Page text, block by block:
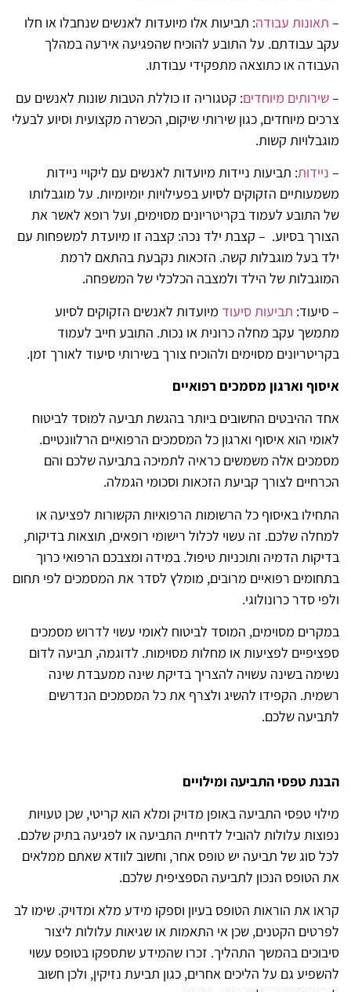
– תאונות עבודה: תביעות אלו מיועדות לאנשים שנחבלו או חלו
עקב עבודתם. על התובע להוכיח שהפגיעה אירעה במהלך
העבודה או כתוצאה מתפקידי עבודתו.
–שירותים מיוחדים: קטגוריה זו כוללת הטבות שונות לאנשים עם
צרכים מיוחדים, כגון שירותי שיקום, הכשרה מקצועית וסיוע לבעלי
מוגבלויות קשות.
– ניידות: תביעות ניידות מיועדות לאנשים עם ליקויי ניידות
משמעותיים הזקוקים לסיוע בפעילויות יומיומיות. על מוגבלותו
של התובע לעמוד בקריטריונים מסוימים, ועל רופא לאשר את
הצורך בסיוע. – קצבת ילד נכה: קצבה זו מיועדת למשפחות עם
ילד בעל מוגבלות קשה. הזכאות נקבעת בהתאם לרמת
המוגבלות של הילד ולמצבה הכלכלי של המשפחה.
– סיעוד: תביעות סיעוד מיועדות לאנשים הזקוקים לסיוע
מתמשך עקב מחלה כרונית או נכות. התובע חייב לעמוד
בקריטריונים מסוימים ולהוכיח צורך בשירותי סיעוד לאורך זמן.
איסוף וארגון מסמכים רפואיים
אחד ההיבטים החשובים ביותר בהגשת תביעה למוסד לביטוח
לאומי הוא איסוף וארגון כל המסמכים הרפואיים הרלוונטיים.
מסמכים אלה משמשים כראיה לתמיכה בתביעה שלכם והם
הכרחיים לצורך קביעת הזכאות וסכומי הגמלה.
התחילו באיסוף כל הרשומות הרפואיות הקשורות לפציעה או
למחלה שלכם. זה עשוי לכלול רישומי רופאים, תוצאות בדיקות,
בדיקות הדמיה ותוכניות טיפול. במידה ומצבכם הרפואי כרוך
בתחומים רפואיים מרובים, מומלץ לסדר את המסמכים לפי תחום
ולפי סדר כרונולוגי.
במקרים מסוימים, המוסד לביטוח לאומי עשוי לדרוש מסמכים
ספציפיים לפציעות או מחלות מסוימות. לדוגמה, תביעה לדום
נשימה בשינה עשויה להצריך בדיקת שינה ממעבדת שינה
רשמית. הקפידו להשיג ולצרף את כל המסמכים הנדרשים
לתביעה שלכם.
הבנת טפסי התביעה ומילויים
מילוי טפסי התביעה באופן מדויק ומלא הוא קריטי, שכן טעויות
נפוצות עלולות להוביל לדחיית התביעה או לפגיעה בתיק שלכם.
לכל סוג של תביעה יש טופס אחר, וחשוב לוודא שאתם ממלאים
את הטופס הנכון לתביעה הספציפית שלכם.
קראו את הוראות הטופס בעיון וספקו מידע מלא ומדויק. שימו לב
לפרטים הקטנים, שכן אי התאמות או שגיאות עלולות ליצור
סיבוכים בהמשך התהליך. זכרו שהמידע שתספקו בטופס עשוי
להשפיע גם על הליכים אחרים, כגון תביעת נזיקין, ולכן חשוב